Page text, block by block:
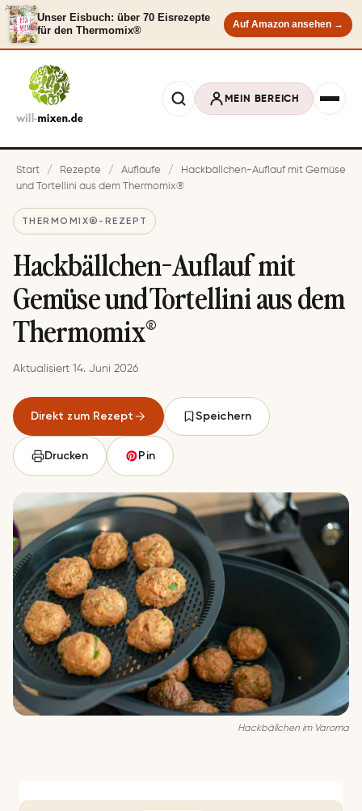
Anzeige
Unser Eisbuch: über 70 Eisrezepte
für den Thermomix®
Auf Amazon ansehen →
MEIN BEREICH
Start / Rezepte / Aufläufe /
Hackbällchen-Auflauf mit Gemüse
und Tortellini aus dem Thermomix®
THERMOMIX®-REZEPT
Hackbällchen-Auflauf mit
Gemüse und Tortellini aus dem
Thermomix®
Aktualisiert 14. Juni 2026
Direkt zum Rezept Speichern
Drucken Pin
Hackbällchen im Varoma